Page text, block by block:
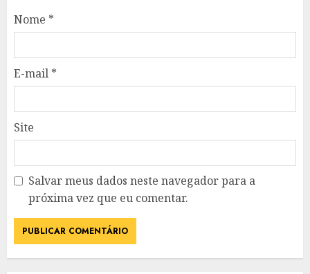
Nome *
E-mail *
Site
Salvar meus dados neste navegador para a
próxima vez que eu comentar.